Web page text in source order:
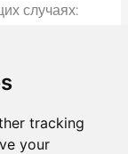
tracking
your
случаях: